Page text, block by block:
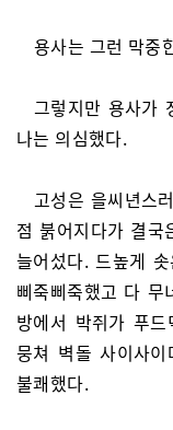
용사는 그런 막중
그렇지만 용사가
나는 의심했다.
고성은 을씨년스
점 붉어지다가 결
늘어섰다. 드높게
삐죽삐죽했고 다
방에서 박쥐가 푸
뭉쳐 벽돌 사이사
불쾌했다.